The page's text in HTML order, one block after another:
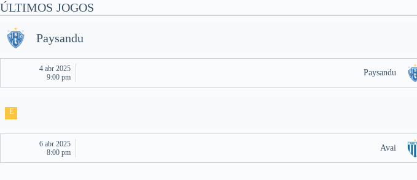
ÚLTIMOS JOGOS
Paysandu
4 abr 2025
9:00 pm
Paysandu
E
6 abr 2025
8:00 pm
Avai